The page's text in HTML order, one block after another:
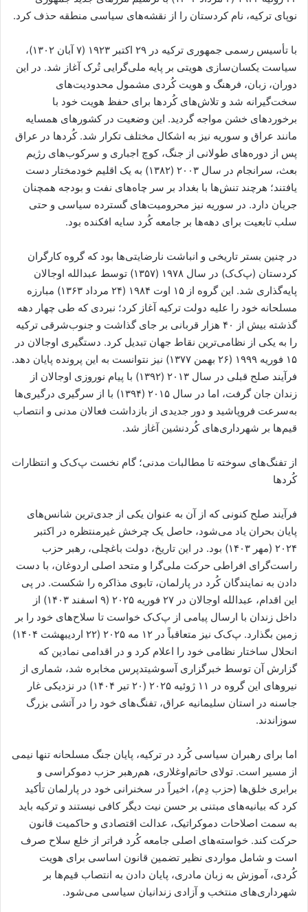
نوپای ترکیه، نام کردستان را از نقشه‌های سیاسی منطقه حذف کرد.
با تأسیس رسمی جمهوری ترکیه در ۲۹ اکتبر ۱۹۲۳ (۷ آبان ۱۳۰۲)،
سیاست یکسان‌سازی هویتی بر پایه ملی‌گرایی تُرک آغاز شد. در این
دوران، زبان، فرهنگ و هویت کُردی مشمول محدودیت‌های
سخت‌گیرانه شد و تلاش‌های کُردها برای حفظ هویت خود با
برخوردهای خشن مواجه گردید. این وضعیت در کشورهای همسایه
مانند عراق و سوریه نیز به اشکال مختلف تکرار شد. کُردها در عراق
پس از دوره‌های طولانی از جنگ، کوچ اجباری و سرکوب‌های رژیم
بعث، سرانجام در سال ۲۰۰۳ (۱۳۸۲) به یک اقلیم خودمختار دست
یافتند؛ هرچند تنش‌ها با بغداد بر سر چاه‌های نفت و بودجه همچنان
جریان دارد. در سوریه نیز محرومیت‌های گسترده سیاسی و حتی
سلب تابعیت برای دهه‌ها بر جامعه کُرد سایه افکنده بود.
در چنین بستر تاریخی و انباشت نارضایتی‌ها بود که گروه کارگران
کردستان (پ‌ک‌ک) در سال ۱۹۷۸ (۱۳۵۷) توسط عبدالله اوجالان
پایه‌گذاری شد. این گروه از ۱۵ اوت ۱۹۸۴ (۲۴ مرداد ۱۳۶۳) مبارزه
مسلحانه خود را علیه دولت ترکیه آغاز کرد؛ نبردی که طی چهار دهه
گذشته بیش از ۴۰ هزار قربانی بر جای گذاشت و جنوب‌شرقی ترکیه
را به یکی از نظامی‌ترین نقاط جهان تبدیل کرد. دستگیری اوجالان در
۱۵ فوریه ۱۹۹۹ (۲۶ بهمن ۱۳۷۷) نیز نتوانست به این پرونده پایان دهد.
فرآیند صلح قبلی در سال ۲۰۱۳ (۱۳۹۲) با پیام نوروزی اوجالان از
زندان جان گرفت، اما در سال ۲۰۱۵ (۱۳۹۴) با از سرگیری درگیری‌ها
به‌سرعت فروپاشید و دور جدیدی از بازداشت فعالان مدنی و انتصاب
قیم‌ها بر شهرداری‌های کُردنشین آغاز شد.
از تفنگ‌های سوخته تا مطالبات مدنی؛ گام نخست پ‌ک‌ک و انتظارات
کُردها
فرآیند صلح کنونی که از آن به عنوان یکی از جدی‌ترین شانس‌های
پایان بحران یاد می‌شود، حاصل یک چرخش غیرمنتظره در اکتبر
۲۰۲۴ (مهر ۱۴۰۳) بود. در این تاریخ، دولت باغچلی، رهبر حزب
راست‌گرای افراطی حرکت ملی‌گرا و متحد اصلی اردوغان، با دست
دادن به نمایندگان کُرد در پارلمان، تابوی مذاکره را شکست. در پی
این اقدام، عبدالله اوجالان در ۲۷ فوریه ۲۰۲۵ (۹ اسفند ۱۴۰۳) از
داخل زندان با ارسال پیامی از پ‌ک‌ک خواست تا سلاح‌های خود را بر
زمین بگذارد. پ‌ک‌ک نیز متعاقباً در ۱۲ مه ۲۰۲۵ (۲۲ اردیبهشت ۱۴۰۴)
انحلال ساختار نظامی خود را اعلام کرد و در اقدامی نمادین که
گزارش آن توسط خبرگزاری آسوشیتدپرس مخابره شد، شماری از
نیروهای این گروه در ۱۱ ژوئیه ۲۰۲۵ (۲۰ تیر ۱۴۰۴) در نزدیکی غار
جاسنه در استان سلیمانیه عراق، تفنگ‌های خود را در آتشی بزرگ
سوزاندند.
اما برای رهبران سیاسی کُرد در ترکیه، پایان جنگ مسلحانه تنها نیمی
از مسیر است. تولای حاتم‌اوغلاری، هم‌رهبر حزب دموکراسی و
برابری خلق‌ها (حزب دِم)، اخیراً در سخنرانی خود در پارلمان تأکید
کرد که بیانیه‌های مبتنی بر حسن نیت دیگر کافی نیستند و ترکیه باید
به سمت اصلاحات دموکراتیک، عدالت اقتصادی و حاکمیت قانون
حرکت کند. خواسته‌های اصلی جامعه کُرد فراتر از خلع سلاح صرف
است و شامل مواردی نظیر تضمین قانون اساسی برای هویت
کُردی، آموزش به زبان مادری، پایان دادن به انتصاب قیم‌ها بر
شهرداری‌های منتخب و آزادی زندانیان سیاسی می‌شود.